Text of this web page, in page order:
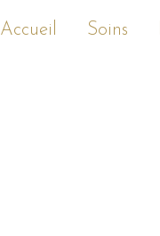
Accueil Soins